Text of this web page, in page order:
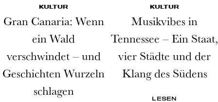
KULTUR
Gran Canaria: Wenn
ein Wald
verschwindet – und
Geschichten Wurzeln
schlagen
KULTUR
Musikvibes in
Tennessee – Ein Staat,
vier Städte und der
Klang des Südens
LESEN